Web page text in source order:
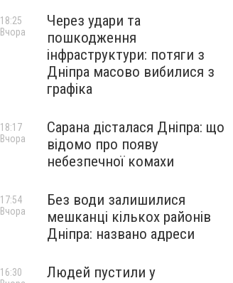
Через удари та
пошкодження
інфраструктури: потяги з
Дніпра масово вибилися з
графіка
18:25
Вчора
Сарана дісталася Дніпра: що
відомо про появу
небезпечної комахи
18:17
Вчора
Без води залишилися
мешканці кількох районів
Дніпра: названо адреси
17:54
Вчора
Людей пустили у
16:30